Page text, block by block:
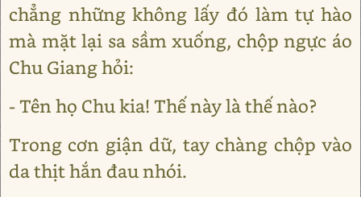
chẳng những không lấy đó làm tự hào
mà mặt lại sa sầm xuống, chộp ngực áo
Chu Giang hỏi:
- Tên họ Chu kia! Thế này là thế nào?
Trong cơn giận dữ, tay chàng chộp vào
da thịt hắn đau nhói.